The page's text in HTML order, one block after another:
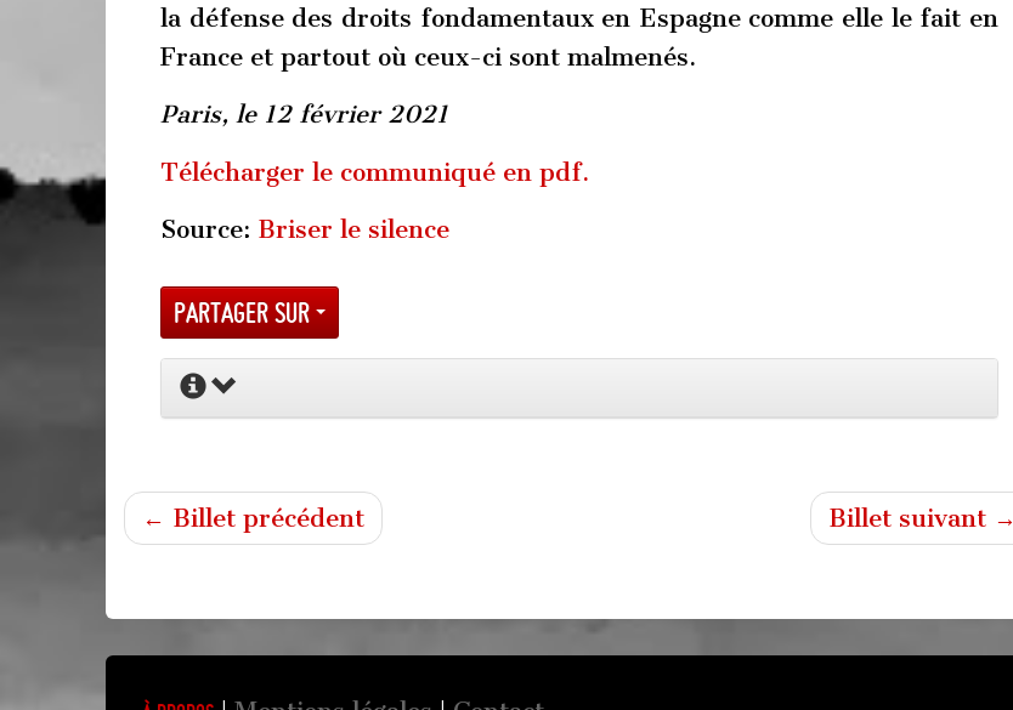
la défense des droits fondamentaux en Espagne comme elle le fait en
France et partout où ceux-ci sont malmenés.
Paris, le 12 février 2021
Télécharger le communiqué en pdf.
Source: Briser le silence
Partager sur
← Billet précédent Billet suivant →